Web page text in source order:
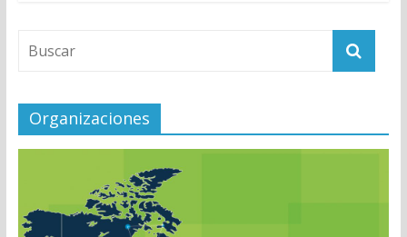
Organizaciones